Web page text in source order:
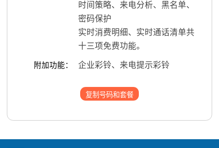
时间策略、来电分析、黑名单、
密码保护
实时消费明细、实时通话清单共
十三项免费功能。
附加功能： 企业彩铃、来电提示彩铃
复制号码和套餐